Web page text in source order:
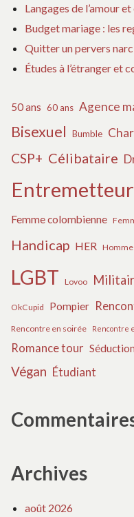
Langages de l’amour
Budget mariage : les
Quitter un pervers
Études à l’étranger et
50 ans 60 ans Agence
Bisexuel Bumble
CSP+ Célibataire
Entremetteur
Femme colombienne
Handicap HER
LGBT Lovoo
OkCupid Pompier
Rencontre en soirée Rencontre
Romance tour
Végan Étudiant
Archives
août 2026